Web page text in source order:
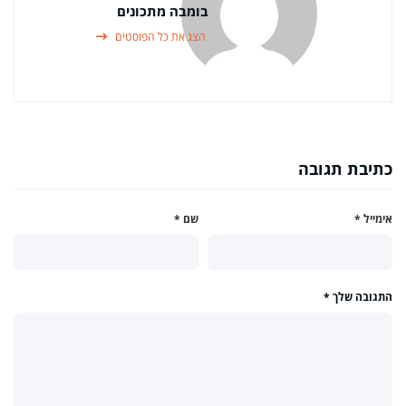
בומבה מתכונים
הצג את כל הפוסטים
כתיבת תגובה
שם * אימייל *
התגובה שלך *